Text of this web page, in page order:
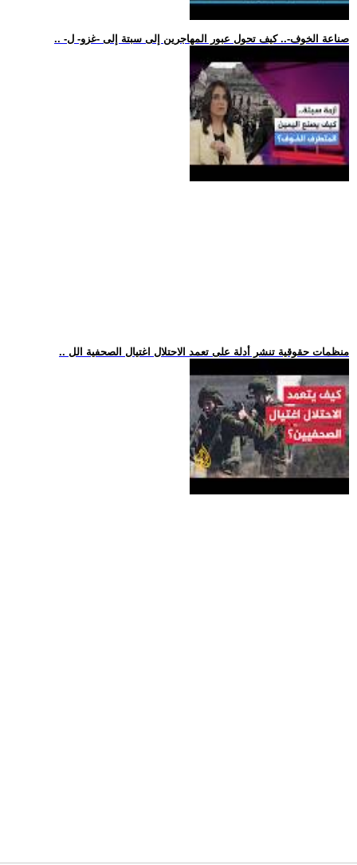
.. -صناعة الخوف-.. كيف تحول عبور المهاجرين إلى سبتة إلى -غزو- ل
.. منظمات حقوقية تنشر أدلة على تعمد الاحتلال اغتيال الصحفية الل